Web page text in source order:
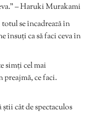
– Haruki Murakami
se încadrează în
însuți ca să faci ceva în
simți cel mai
ce faci.
cât de spectaculos